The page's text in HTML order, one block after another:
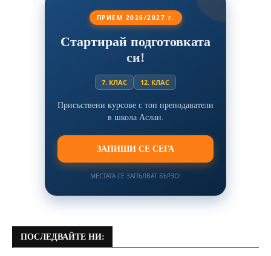
ПРИЕМ 2026/2027 г.
Стартирай подготовката
си!
7. КЛАС 12. КЛАС
Присъствени курсове с топ преподаватели
в школа Аслан.
ЗАПИШИ СЕ СЕГА
МЕСТАТА СЕ ЗАПЪЛВАТ БЪРЗО!
ПОСЛЕДВАЙТЕ НИ: